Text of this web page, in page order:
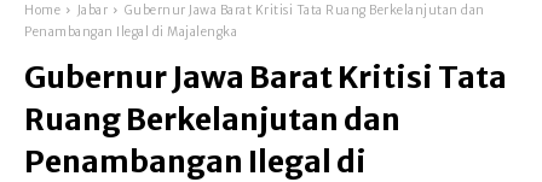
Home Jabar
Gubernur Jawa Barat Kritisi Tata Ruang Berkelanjutan dan
Penambangan Ilegal di Majalengka
Gubernur Jawa Barat Kritisi Tata
Ruang Berkelanjutan dan
Penambangan Ilegal di